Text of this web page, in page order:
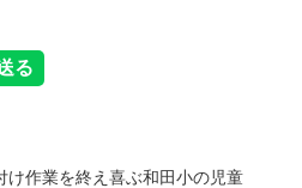
け作業を終え喜ぶ和田小の児童